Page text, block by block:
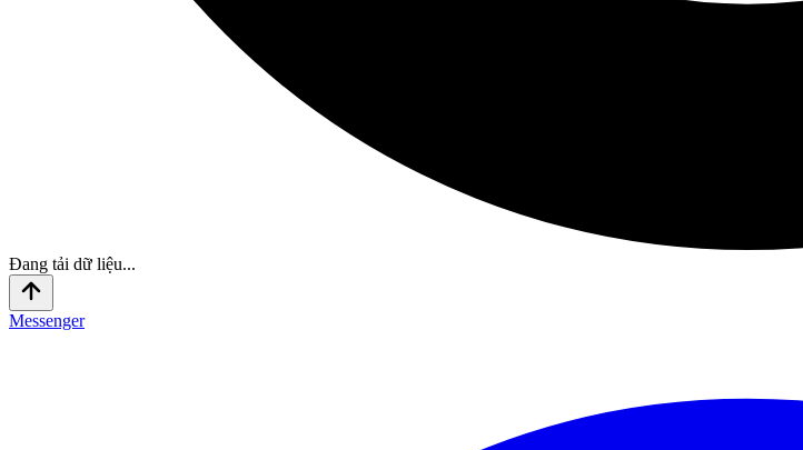
Đang tải dữ liệu...
Messenger